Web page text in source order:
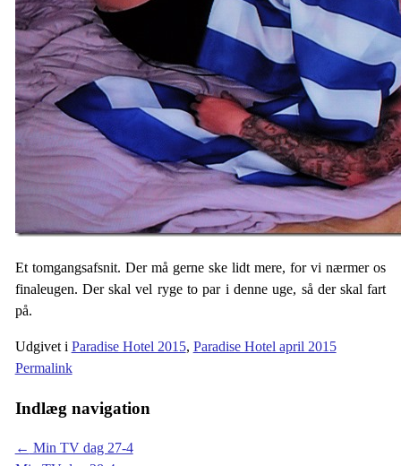
Et tomgangsafsnit. Der må gerne ske lidt mere, for vi nærmer os
finaleugen. Der skal vel ryge to par i denne uge, så der skal fart
på.
Udgivet i Paradise Hotel 2015, Paradise Hotel april 2015
Permalink
Indlæg navigation
← Min TV dag 27-4